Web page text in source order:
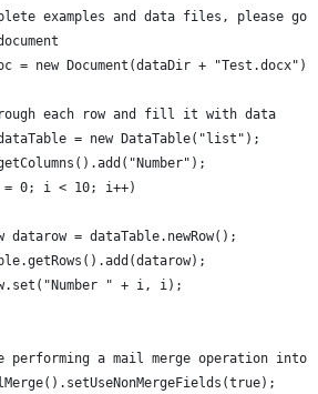
examples and data files, please go
= new Document(dataDir + "Test.docx");
each row and fill it with data
= new DataTable("list");
0; i < 10; i++)
datarow = dataTable.newRow();
" + i, i);
performing a mail merge operation